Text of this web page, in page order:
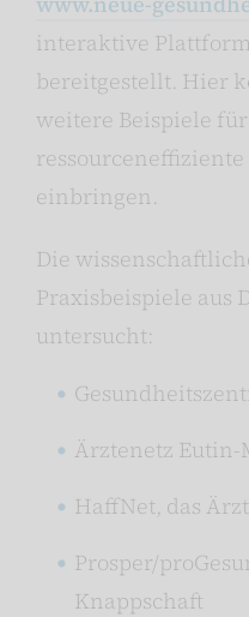
interaktive
bereitgestellt. Hier
weitere Beispiele
einbringen.
Die
Praxisbeispiele aus
untersucht:
Ärztenetz Eutin-
HaffNet, das
Prosper/
Knappschaft